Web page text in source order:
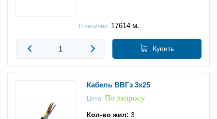
В наличии:17614 м.
Купить
Кабель ВВГз 3x25
Цена:По запросу
Кол-во жил: 3